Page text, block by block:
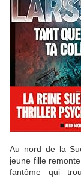
Au nord de la
jeune fille
fantôme qui